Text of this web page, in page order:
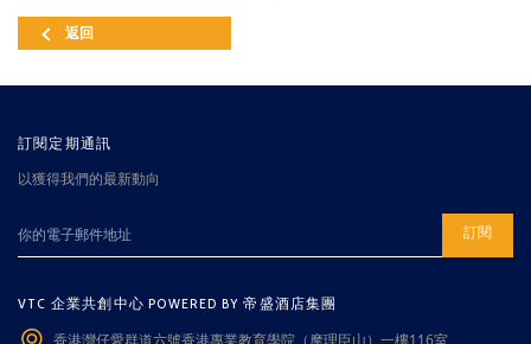
返回
訂閱定期通訊
以獲得我們的最新動向
訂閱
VTC 企業共創中心 POWERED BY 帝盛酒店集團
香港灣仔愛群道六號香港專業教育學院（摩理臣山）一樓116室